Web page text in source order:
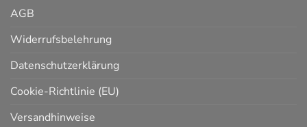
AGB
Widerrufsbelehrung
Datenschutzerklärung
Cookie-Richtlinie (EU)
Versandhinweise